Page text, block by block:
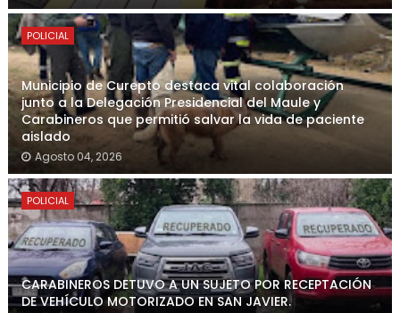
POLICIAL
Municipio de Curepto destaca vital colaboración
junto a la Delegación Presidencial del Maule y
Carabineros que permitió salvar la vida de paciente
aislado
Agosto 04, 2026
POLICIAL
CARABINEROS DETUVO A UN SUJETO POR RECEPTACIÓN
DE VEHÍCULO MOTORIZADO EN SAN JAVIER.